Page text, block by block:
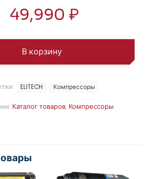
49,990 ₽
В корзину
Каталог товаров, Компрессоры
ELITECH Компрессоры